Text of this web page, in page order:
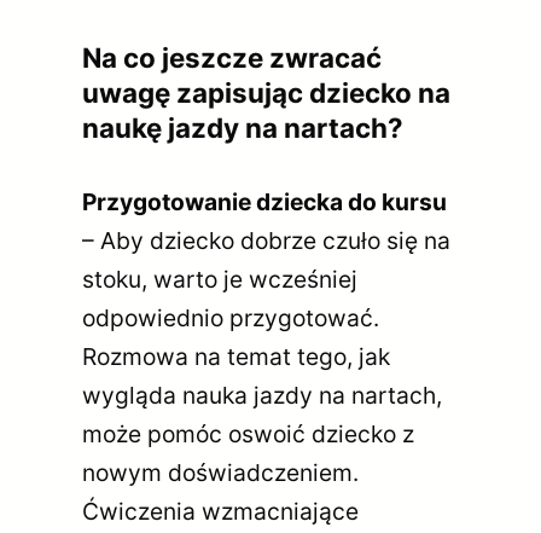
Na co jeszcze zwracać
uwagę zapisując dziecko na
naukę jazdy na nartach?
Przygotowanie dziecka do kursu
– Aby dziecko dobrze czuło się na
stoku, warto je wcześniej
odpowiednio przygotować.
Rozmowa na temat tego, jak
wygląda nauka jazdy na nartach,
może pomóc oswoić dziecko z
nowym doświadczeniem.
Ćwiczenia wzmacniające